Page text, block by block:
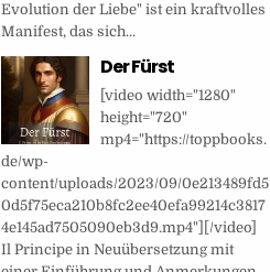
Evolution der Liebe" ist ein kraftvolles
Manifest, das sich...
Der Fürst
[video width="1280"
height="720"
mp4="https://toppbooks.
de/wp-
content/uploads/2023/09/0e213489fd5
0d5f75eca210b8fc2ee40efa99214c3817
4e145ad7505090eb3d9.mp4"][/video]
Il Principe in Neuübersetzung mit